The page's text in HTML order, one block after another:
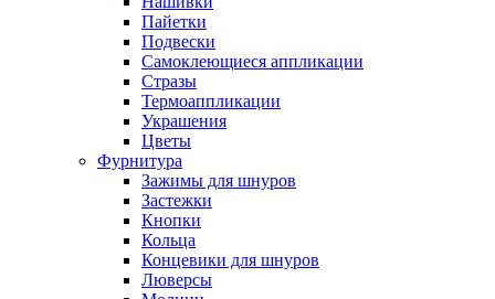
Пайетки
Подвески
Самоклеющиеся аппликации
Стразы
Термоаппликации
Украшения
Цветы
Фурнитура
Зажимы для шнуров
Застежки
Кнопки
Кольца
Концевики для шнуров
Люверсы